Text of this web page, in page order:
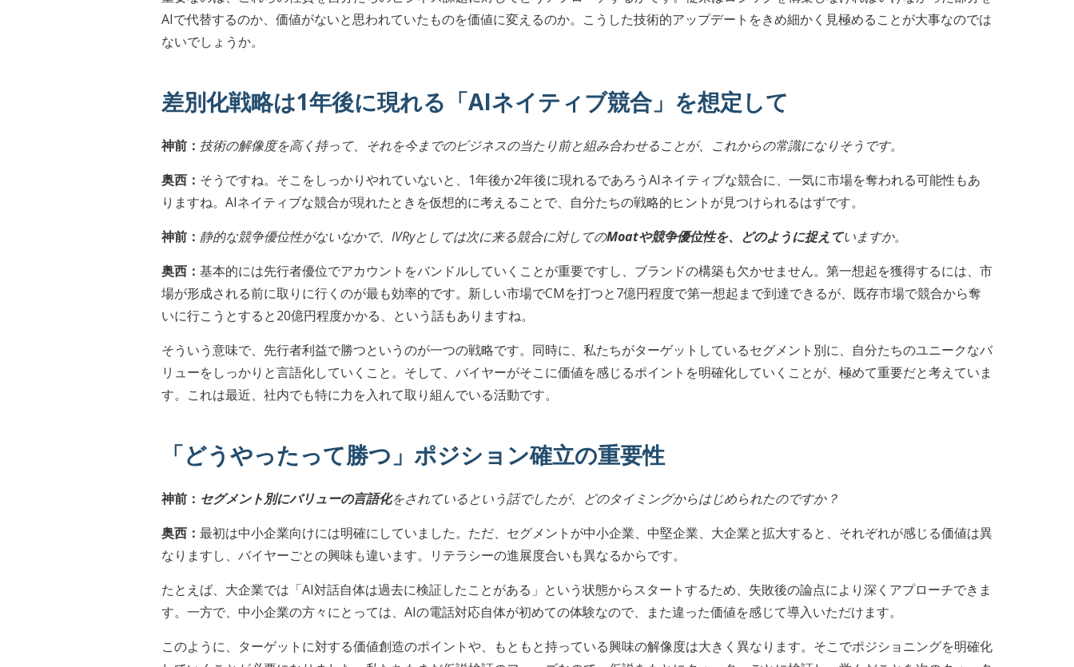
AIで代替するのか、価値がないと思われていたものを価値に変えるのか。こうした技術的アップデートをきめ細かく見極めることが大事なのでは
ないでしょうか。
差別化戦略は1年後に現れる「AIネイティブ競合」を想定して
神前： 技術の解像度を高く持って、それを今までのビジネスの当たり前と組み合わせることが、これからの常識になりそうです。
奥西： そうですね。そこをしっかりやれていないと、1年後か2年後に現れるであろうAIネイティブな競合に、一気に市場を奪われる可能性もあ
りますね。AIネイティブな競合が現れたときを仮想的に考えることで、自分たちの戦略的ヒントが見つけられるはずです。
神前： 静的な競争優位性がないなかで、IVRyとしては次に来る競合に対してのMoatや競争優位性を、どのように捉えていますか。
奥西： 基本的には先行者優位でアカウントをバンドルしていくことが重要ですし、ブランドの構築も欠かせません。第一想起を獲得するには、市
場が形成される前に取りに行くのが最も効率的です。新しい市場でCMを打つと7億円程度で第一想起まで到達できるが、既存市場で競合から奪
いに行こうとすると20億円程度かかる、という話もありますね。
そういう意味で、先行者利益で勝つというのが一つの戦略です。同時に、私たちがターゲットしているセグメント別に、自分たちのユニークなバ
リューをしっかりと言語化していくこと。そして、バイヤーがそこに価値を感じるポイントを明確化していくことが、極めて重要だと考えていま
す。これは最近、社内でも特に力を入れて取り組んでいる活動です。
「どうやったって勝つ」ポジション確立の重要性
神前： セグメント別にバリューの言語化をされているという話でしたが、どのタイミングからはじめられたのですか？
奥西： 最初は中小企業向けには明確にしていました。ただ、セグメントが中小企業、中堅企業、大企業と拡大すると、それぞれが感じる価値は異
なりますし、バイヤーごとの興味も違います。リテラシーの進展度合いも異なるからです。
たとえば、大企業では「AI対話自体は過去に検証したことがある」という状態からスタートするため、失敗後の論点により深くアプローチできま
す。一方で、中小企業の方々にとっては、AIの電話対応自体が初めての体験なので、また違った価値を感じて導入いただけます。
このように、ターゲットに対する価値創造のポイントや、もともと持っている興味の解像度は大きく異なります。そこでポジショニングを明確化